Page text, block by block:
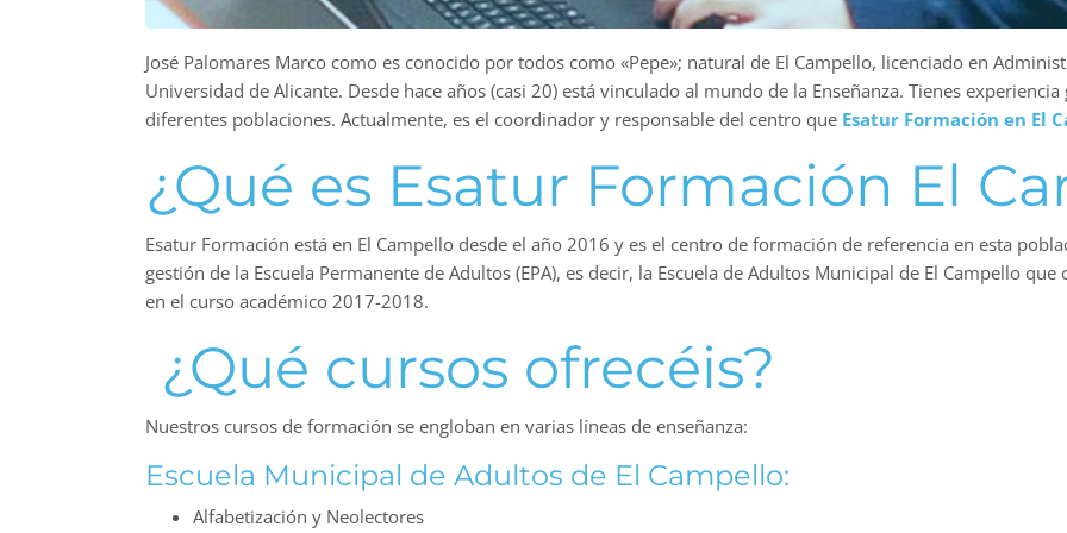
José Palomares Marco como es conocido por todos como «Pepe»; natural de El Campello, licenciado en
Universidad de Alicante. Desde hace años (casi 20) está vinculado al mundo de la Enseñanza. Tienes
diferentes poblaciones. Actualmente, es el coordinador y responsable del centro que Esatur Formación en El
¿Qué es Esatur Formación El
Esatur Formación está en El Campello desde el año 2016 y es el centro de formación de referencia en esta
gestión de la Escuela Permanente de Adultos (EPA), es decir, la Escuela de Adultos Municipal de El Campello
en el curso académico 2017-2018.
¿Qué cursos ofrecéis?
Nuestros cursos de formación se engloban en varias líneas de enseñanza:
Escuela Municipal de Adultos de El Campello:
Alfabetización y Neolectores